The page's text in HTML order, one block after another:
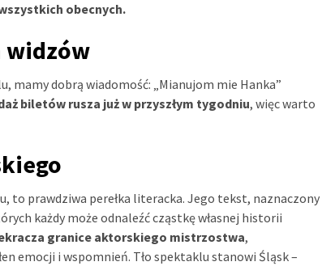
obecnych.
widzów
mamy dobrą wiadomość: „Mianujom mie Hanka”
biletów rusza już w przyszłym tygodniu, więc warto
to prawdziwa perełka literacka. Jego tekst, naznaczony
każdy może odnaleźć cząstkę własnej historii
granice aktorskiego mistrzostwa,
emocji i wspomnień. Tło spektaklu stanowi Śląsk –